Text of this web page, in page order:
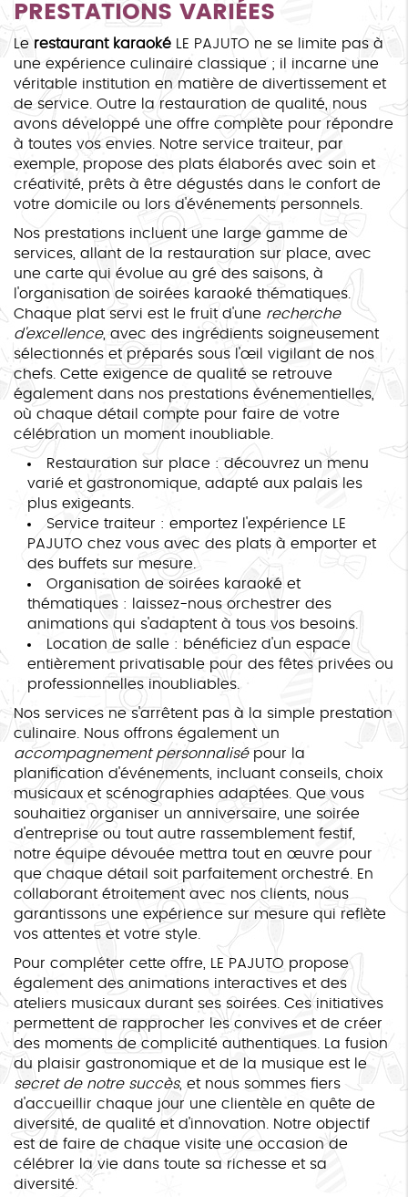
PRESTATIONS VARIÉES
Le restaurant karaoké LE PAJUTO ne se limite pas à
une expérience culinaire classique ; il incarne une
véritable institution en matière de divertissement et
de service. Outre la restauration de qualité, nous
avons développé une offre complète pour répondre
à toutes vos envies. Notre service traiteur, par
exemple, propose des plats élaborés avec soin et
créativité, prêts à être dégustés dans le confort de
votre domicile ou lors d'événements personnels.
Nos prestations incluent une large gamme de
services, allant de la restauration sur place, avec
une carte qui évolue au gré des saisons, à
l'organisation de soirées karaoké thématiques.
Chaque plat servi est le fruit d'une recherche
d'excellence, avec des ingrédients soigneusement
sélectionnés et préparés sous l'œil vigilant de nos
chefs. Cette exigence de qualité se retrouve
également dans nos prestations événementielles,
où chaque détail compte pour faire de votre
célébration un moment inoubliable.
Restauration sur place : découvrez un menu
varié et gastronomique, adapté aux palais les
plus exigeants.
Service traiteur : emportez l'expérience LE
PAJUTO chez vous avec des plats à emporter et
des buffets sur mesure.
Organisation de soirées karaoké et
thématiques : laissez-nous orchestrer des
animations qui s'adaptent à tous vos besoins.
Location de salle : bénéficiez d'un espace
entièrement privatisable pour des fêtes privées ou
professionnelles inoubliables.
Nos services ne s'arrêtent pas à la simple prestation
culinaire. Nous offrons également un
accompagnement personnalisépour la
planification d'événements, incluant conseils, choix
musicaux et scénographies adaptées. Que vous
souhaitiez organiser un anniversaire, une soirée
d'entreprise ou tout autre rassemblement festif,
notre équipe dévouée mettra tout en œuvre pour
que chaque détail soit parfaitement orchestré. En
collaborant étroitement avec nos clients, nous
garantissons une expérience sur mesure qui reflète
vos attentes et votre style.
Pour compléter cette offre, LE PAJUTO propose
également des animations interactives et des
ateliers musicaux durant ses soirées. Ces initiatives
permettent de rapprocher les convives et de créer
des moments de complicité authentiques. La fusion
du plaisir gastronomique et de la musique est le
secret de notre succès, et nous sommes fiers
d'accueillir chaque jour une clientèle en quête de
diversité, de qualité et d'innovation. Notre objectif
est de faire de chaque visite une occasion de
célébrer la vie dans toute sa richesse et sa
diversité.